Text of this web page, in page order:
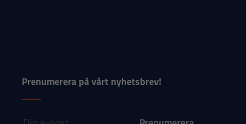
Prenumerera på vårt nyhetsbrev!
E-post